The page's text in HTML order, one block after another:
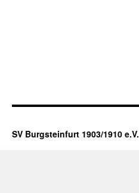
SV Burgsteinfurt 1903/1910 e.V.